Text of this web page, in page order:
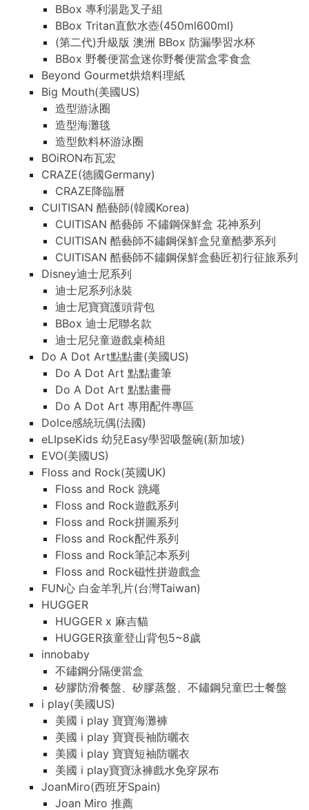
BBox 專利湯匙叉子組
BBox Tritan直飲水壺(450ml600ml)
(第二代)升級版 澳洲 BBox 防漏學習水杯
BBox 野餐便當盒迷你野餐便當盒零食盒
Beyond Gourmet烘焙料理紙
Big Mouth(美國US)
造型游泳圈
造型海灘毯
造型飲料杯游泳圈
BOiRON布瓦宏
CRAZE(德國Germany)
CRAZE降臨曆
CUITISAN 酷藝師(韓國Korea)
CUITISAN 酷藝師 不鏽鋼保鮮盒 花神系列
CUITISAN 酷藝師不鏽鋼保鮮盒兒童酷夢系列
CUITISAN 酷藝師不鏽鋼保鮮盒藝匠初行征旅系列
Disney迪士尼系列
迪士尼系列泳裝
迪士尼寶寶護頭背包
BBox 迪士尼聯名款
迪士尼兒童遊戲桌椅組
Do A Dot Art點點畫(美國US)
Do A Dot Art 點點畫筆
Do A Dot Art 點點畫冊
Do A Dot Art 專用配件專區
Dolce感統玩偶(法國)
eLIpseKids 幼兒Easy學習吸盤碗(新加坡)
EVO(美國US)
Floss and Rock(英國UK)
Floss and Rock 跳繩
Floss and Rock遊戲系列
Floss and Rock拼圖系列
Floss and Rock配件系列
Floss and Rock筆記本系列
Floss and Rock磁性拼遊戲盒
FUN心 白金羊乳片(台灣Taiwan)
HUGGER
HUGGER x 麻吉貓
HUGGER孩童登山背包5~8歲
innobaby
不鏽鋼分隔便當盒
矽膠防滑餐盤、矽膠蒸盤、不鏽鋼兒童巴士餐盤
i play(美國US)
美國 i play 寶寶海灘褲
美國 i play 寶寶長袖防曬衣
美國 i play 寶寶短袖防曬衣
美國 i play寶寶泳褲戲水免穿尿布
JoanMiro(西班牙Spain)
Joan Miro 推薦